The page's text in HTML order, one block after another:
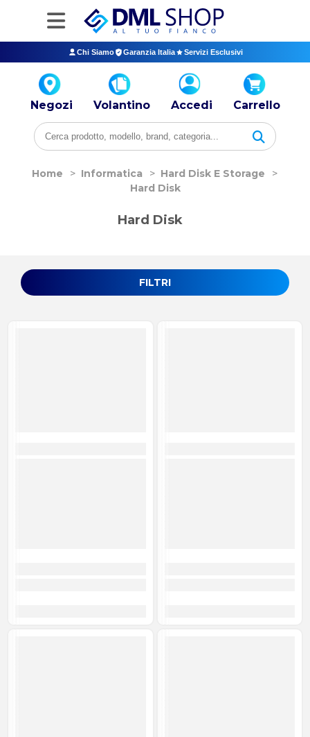
Chi Siamo Garanzia Italia Servizi Esclusivi
Negozi Volantino Accedi Carrello
Home > Informatica > Hard Disk E Storage
>
Hard Disk
FILTRI
Hard Disk